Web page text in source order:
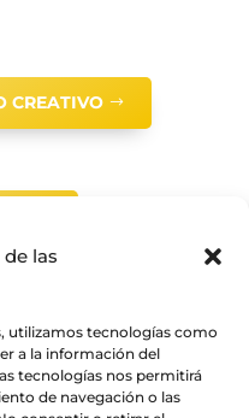
las
utilizamos tecnologías como
a la información del
tecnologías nos permitirá
de navegación o las
CREATIVO